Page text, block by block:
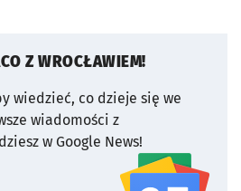
Z WROCŁAWIEM!
wiedzieć, co dzieje się we
wiadomości z
w Google News!